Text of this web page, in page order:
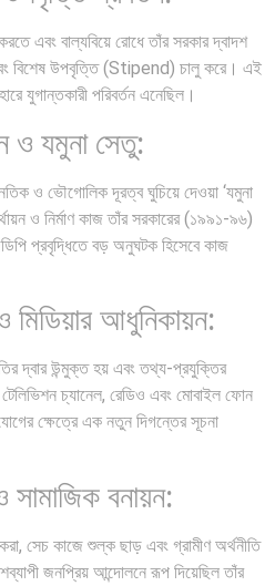
এবং বাল্যবিয়ে রোধে তাঁর সরকার দ্বাদশ
বিশেষ উপবৃত্তি (Stipend) চালু করে। এই
যুগান্তকারী পরিবর্তন এনেছিল।
ও যমুনা সেতু:
ও ভৌগোলিক দূরত্ব ঘুচিয়ে দেওয়া ‘যমুনা
ও নির্মাণ কাজ তাঁর সরকারের (১৯৯১-৯৬)
প্রবৃদ্ধিতে বড় অনুঘটক হিসেবে কাজ
মিডিয়ার আধুনিকায়ন:
দ্বার উন্মুক্ত হয় এবং তথ্য-প্রযুক্তির
চ্যানেল, রেডিও এবং মোবাইল ফোন
ক্ষেত্রে এক নতুন দিগন্তের সূচনা
বনায়ন:
সেচ কাজে শুল্ক ছাড় এবং গ্রামীণ অর্থনীতি
জনপ্রিয় আন্দোলনে রূপ দিয়েছিল তাঁর